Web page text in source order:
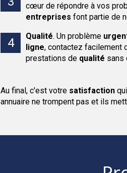
cœur de répondre à vos
entreprises font partie de
Qualité.Un problème
ligne, contactez facilement
prestations de qualité sans
Au final, c'est votre satisfaction
annuaire ne trompent pas et ils